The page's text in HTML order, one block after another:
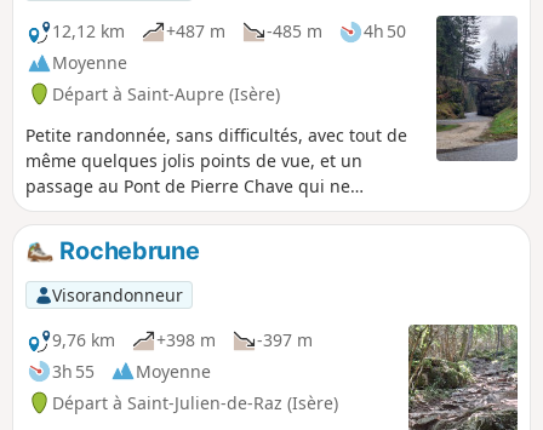
12,12 km
+487 m -485 m
4h 50
Moyenne
Départ à Saint-Aupre (Isère)
Petite randonnée, sans difficultés, avec tout de
même quelques jolis points de vue, et un
passage au Pont de Pierre Chave qui ne
manque pas d'originalité.
Rochebrune
Visorandonneur
9,76 km
+398 m
-397 m
3h 55
Moyenne
Départ à Saint-Julien-de-Raz (Isère)